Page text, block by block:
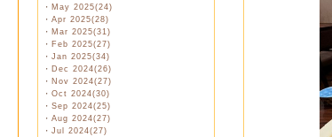
・ May 2025(24)
・ Apr 2025(28)
・ Mar 2025(31)
・ Feb 2025(27)
・ Jan 2025(34)
・ Dec 2024(26)
・ Nov 2024(27)
・ Oct 2024(30)
・ Sep 2024(25)
・ Aug 2024(27)
・ Jul 2024(27)